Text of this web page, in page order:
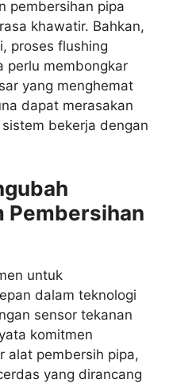
pembersihan pipa
khawatir. Bahkan,
proses flushing
perlu membongkar
yang menghemat
dapat merasakan
bekerja dengan
Pembersihan
untuk
dalam teknologi
sensor tekanan
komitmen
alat pembersih pipa,
yang dirancang